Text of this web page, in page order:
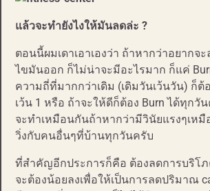
แล้วจะทำยังไงให้มันลดล่ะ ?
ตอนนี้ผมเดาเอาเองว่า ถ้าหากว่าอยากจะ
ไขมันออก ก็ไม่น่าจะมีอะไรมาก ก็แค่
ความถี่ที่มากกว่าเดิม (เดิมวันเว้นวัน) ก็ต้
เว้น 1 หรือ ถ้าจะให้ดีก็ต้อง Burn ได้ทุกวั
จะทำเหมือนกันถ้าหากว่ามีวินัยแรงๆเห
วิ่งกับคนอื่นๆที่บ้านทุกวันครับ
ที่สำคัญอีกประการก็คือ ต้องลดการบริโภ
จะต้องน้อยลงเพื่อให้เป็นการลดปริมาณ